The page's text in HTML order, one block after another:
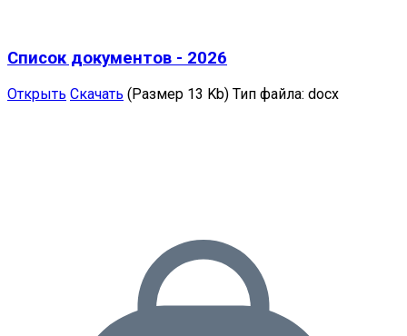
Список документов - 2026
Открыть Скачать (Размер 13 Kb) Тип файла: docx